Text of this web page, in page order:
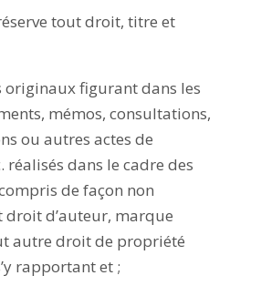
tout droit, titre et
originaux figurant dans les
mémos, consultations,
ou autres actes de
réalisés dans le cadre des
de façon non
d’auteur, marque
autre droit de propriété
rapportant et ;